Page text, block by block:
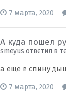
7 марта, 2020
А куда пошел
smeyus ответил в
а еще в спину
7 марта, 2020